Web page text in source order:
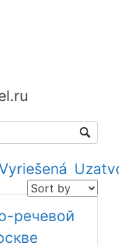
речевой